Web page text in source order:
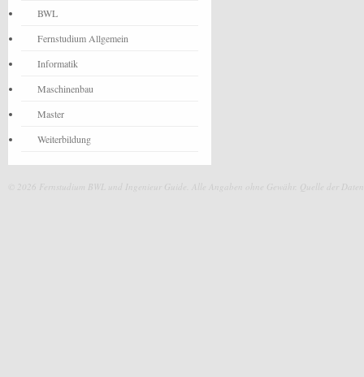
BWL
Fernstudium Allgemein
Informatik
Maschinenbau
Master
Weiterbildung
© 2026 Fernstudium BWL und Ingenieur Guide. Alle Angaben ohne Gewähr. Quelle der